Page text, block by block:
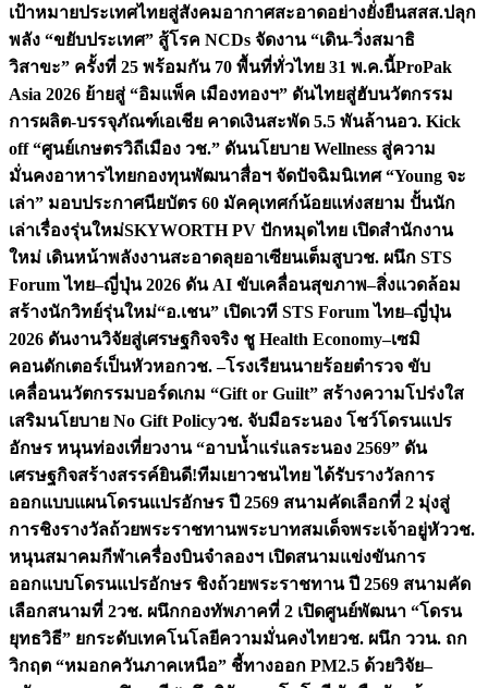
เป้าหมายประเทศไทยสู่สังคมอากาศสะอาดอย่างยั่งยืนสสส.ปลุก
พลัง “ขยับประเทศ” สู้โรค NCDs จัดงาน “เดิน-วิ่งสมาธิ
วิสาขะ” ครั้งที่ 25 พร้อมกัน 70 พื้นที่ทั่วไทย 31 พ.ค.นี้ProPak
Asia 2026 ย้ายสู่ “อิมแพ็ค เมืองทองฯ” ดันไทยสู่ฮับนวัตกรรม
การผลิต-บรรจุภัณฑ์เอเชีย คาดเงินสะพัด 5.5 พันล้านอว. Kick
off “ศูนย์เกษตรวิถีเมือง วช.” ดันนโยบาย Wellness สู่ความ
มั่นคงอาหารไทยกองทุนพัฒนาสื่อฯ จัดปัจฉิมนิเทศ “Young จะ
เล่า” มอบประกาศนียบัตร 60 มัคคุเทศก์น้อยแห่งสยาม ปั้นนัก
เล่าเรื่องรุ่นใหม่SKYWORTH PV ปักหมุดไทย เปิดสำนักงาน
ใหม่ เดินหน้าพลังงานสะอาดลุยอาเซียนเต็มสูบวช. ผนึก STS
Forum ไทย–ญี่ปุ่น 2026 ดัน AI ขับเคลื่อนสุขภาพ–สิ่งแวดล้อม
สร้างนักวิทย์รุ่นใหม่“อ.เชน” เปิดเวที STS Forum ไทย–ญี่ปุ่น
2026 ดันงานวิจัยสู่เศรษฐกิจจริง ชู Health Economy–เซมิ
คอนดักเตอร์เป็นหัวหอกวช. –โรงเรียนนายร้อยตำรวจ ขับ
เคลื่อนนวัตกรรมบอร์ดเกม “Gift or Guilt” สร้างความโปร่งใส
เสริมนโยบาย No Gift Policyวช. จับมือระนอง โชว์โดรนแปร
อักษร หนุนท่องเที่ยวงาน “อาบน้ำแร่แลระนอง 2569” ดัน
เศรษฐกิจสร้างสรรค์ยินดี!ทีมเยาวชนไทย ได้รับรางวัลการ
ออกแบบแผนโดรนแปรอักษร ปี 2569 สนามคัดเลือกที่ 2 มุ่งสู่
การชิงรางวัลถ้วยพระราชทานพระบาทสมเด็จพระเจ้าอยู่หัววช.
หนุนสมาคมกีฬาเครื่องบินจำลองฯ เปิดสนามแข่งขันการ
ออกแบบโดรนแปรอักษร ชิงถ้วยพระราชทาน ปี 2569 สนามคัด
เลือกสนามที่ 2วช. ผนึกกองทัพภาคที่ 2 เปิดศูนย์พัฒนา “โดรน
ยุทธวิธี” ยกระดับเทคโนโลยีความมั่นคงไทยวช. ผนึก ววน. ถก
วิกฤต “หมอกควันภาคเหนือ” ชี้ทางออก PM2.5 ด้วยวิจัย–